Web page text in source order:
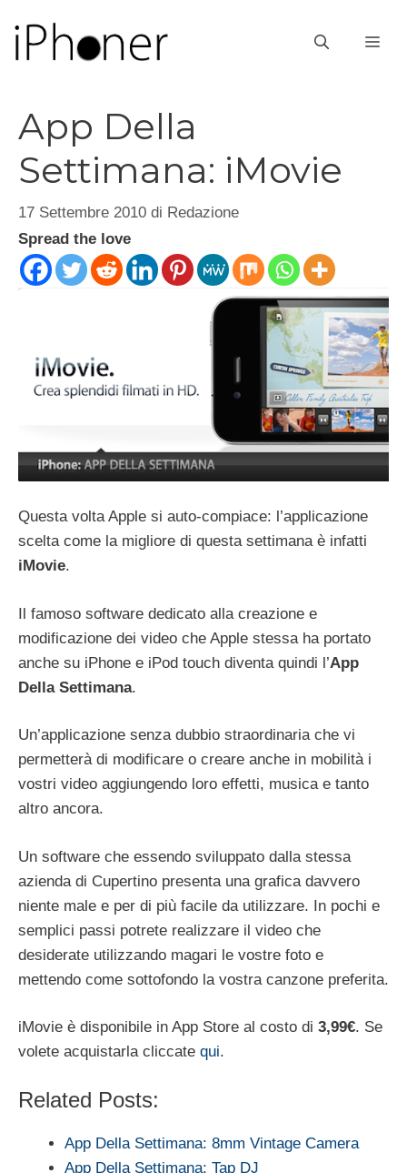
contenuto
App Della
Settimana: iMovie
17 Settembre 2010 di Redazione
Spread the love
Questa volta Apple si auto-compiace: l’applicazione
scelta come la migliore di questa settimana è infatti
iMovie.
Il famoso software dedicato alla creazione e
modificazione dei video che Apple stessa ha portato
anche su iPhone e iPod touch diventa quindi l’App
Della Settimana.
Un’applicazione senza dubbio straordinaria che vi
permetterà di modificare o creare anche in mobilità i
vostri video aggiungendo loro effetti, musica e tanto
altro ancora.
Un software che essendo sviluppato dalla stessa
azienda di Cupertino presenta una grafica davvero
niente male e per di più facile da utilizzare. In pochi e
semplici passi potrete realizzare il video che
desiderate utilizzando magari le vostre foto e
mettendo come sottofondo la vostra canzone preferita.
iMovie è disponibile in App Store al costo di 3,99€. Se
volete acquistarla cliccate qui.
Related Posts:
App Della Settimana: 8mm Vintage Camera
App Della Settimana: Tap DJ